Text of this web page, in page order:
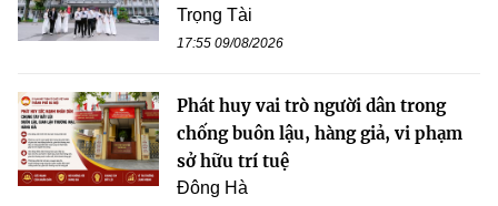
Trọng Tài
17:55 09/08/2026
Phát huy vai trò người dân trong
chống buôn lậu, hàng giả, vi phạm
sở hữu trí tuệ
Đông Hà